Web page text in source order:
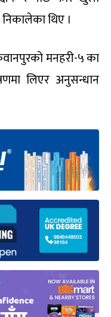
निकालेका थिए ।
मनहरी-५ का
लिएर अनुसन्धान